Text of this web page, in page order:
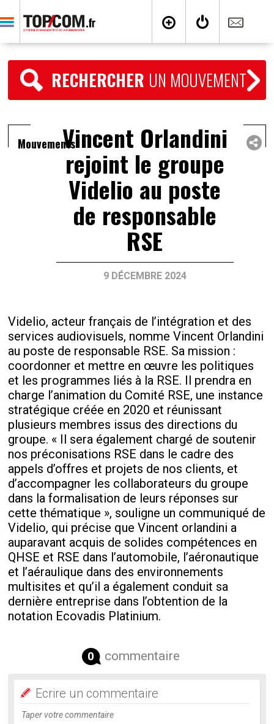
RECHERCHER UN MOUVEMENT
MouvementsVincent Orlandini
rejoint le groupe
Videlio au poste
de responsable
RSE
9 DÉCEMBRE 2024
Videlio, acteur français de l’intégration et des
services audiovisuels, nomme Vincent Orlandini
au poste de responsable RSE. Sa mission :
coordonner et mettre en œuvre les politiques
et les programmes liés à la RSE. Il prendra en
charge l’animation du Comité RSE, une instance
stratégique créée en 2020 et réunissant
plusieurs membres issus des directions du
groupe. « Il sera également chargé de soutenir
nos préconisations RSE dans le cadre des
appels d’offres et projets de nos clients, et
d’accompagner les collaborateurs du groupe
dans la formalisation de leurs réponses sur
cette thématique », souligne un communiqué de
Videlio, qui précise que Vincent orlandini a
auparavant acquis de solides compétences en
QHSE et RSE dans l’automobile, l’aéronautique
et l’aéraulique dans des environnements
multisites et qu’il a également conduit sa
dernière entreprise dans l’obtention de la
notation Ecovadis Platinium.
0 commentaire
Ecrire un commentaire